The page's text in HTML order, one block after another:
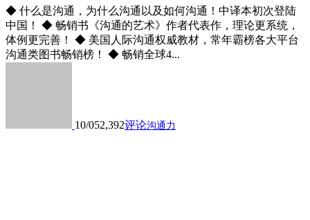
◆ 什么是沟通，为什么沟通以及如何沟通！中译本初次登陆
中国！ ◆ 畅销书《沟通的艺术》作者代表作，理论更系统，
体例更完善！ ◆ 美国人际沟通权威教材，常年霸榜各大平台
沟通类图书畅销榜！ ◆ 畅销全球4...
10/052,392评论沟通力